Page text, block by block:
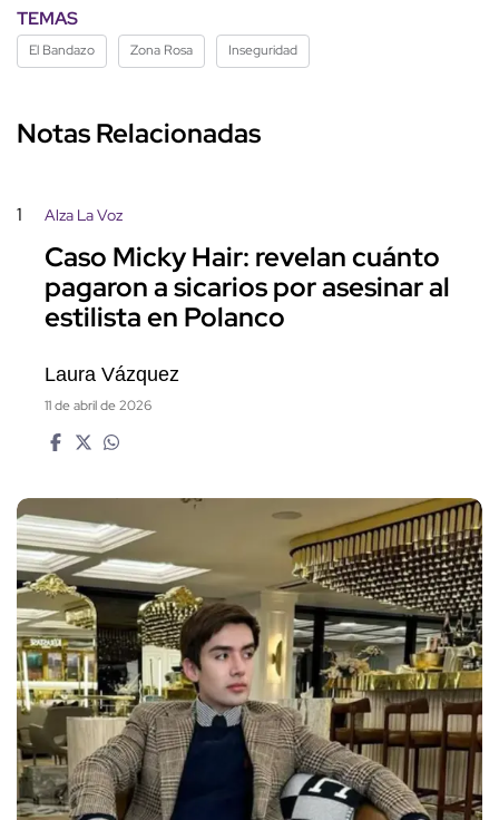
TEMAS
El Bandazo Zona Rosa Inseguridad
Notas Relacionadas
1 Alza La Voz
Caso Micky Hair: revelan cuánto
pagaron a sicarios por asesinar al
estilista en Polanco
Laura Vázquez
11 de abril de 2026